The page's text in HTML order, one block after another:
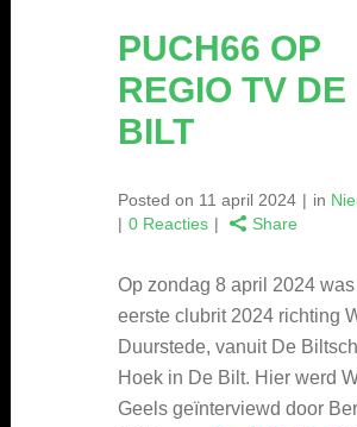
PUCH66 OP
REGIO TV DE
BILT
Posted on 11 april 2024 in
0 Reacties
Share
Op zondag 8 april 2024
eerste clubrit 2024 richting
Duurstede, vanuit De
Hoek in De Bilt. Hier werd
Geels geïnterviewd door